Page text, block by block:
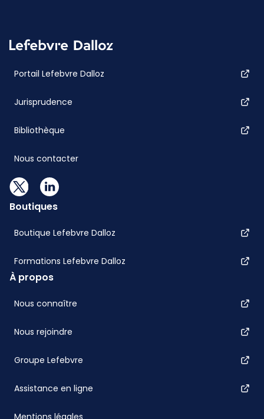
Portail Lefebvre Dalloz
Jurisprudence
Bibliothèque
Nous contacter
Boutiques
Boutique Lefebvre Dalloz
Formations Lefebvre Dalloz
À propos
Nous connaître
Nous rejoindre
Groupe Lefebvre
Assistance en ligne
Mentions légales